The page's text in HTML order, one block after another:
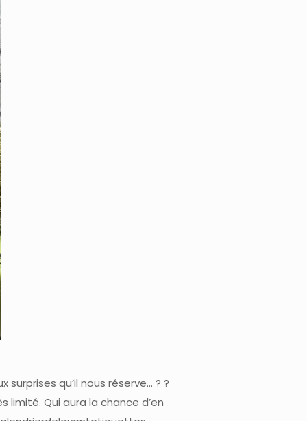
surprises qu’il nous réserve… ? ?
limité. Qui aura la chance d’en